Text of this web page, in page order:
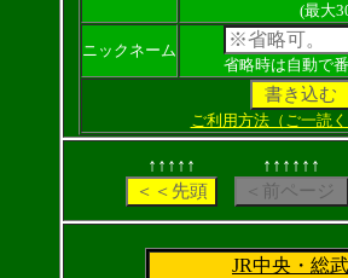
(最大
ニックネーム
省略時は自動で
ご利用方法（ご一読く
↑↑↑↑↑ ↑↑↑↑↑↑
JR中央・総